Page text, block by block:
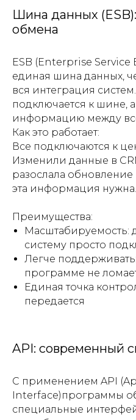
Шина данных
обмена
ESB (Enterprise Service
единая шина данных,
вся интеграция
подключается к шине,
информацию между
Как это работает:
Все подключаются к
Изменили данные в
разослала
эта информация нужна.
Преимущества:
Масштабируемость:
систему просто
Легче
программе не
Единая точка
передается
API: современный
С применением API
Interface)программы
специальные